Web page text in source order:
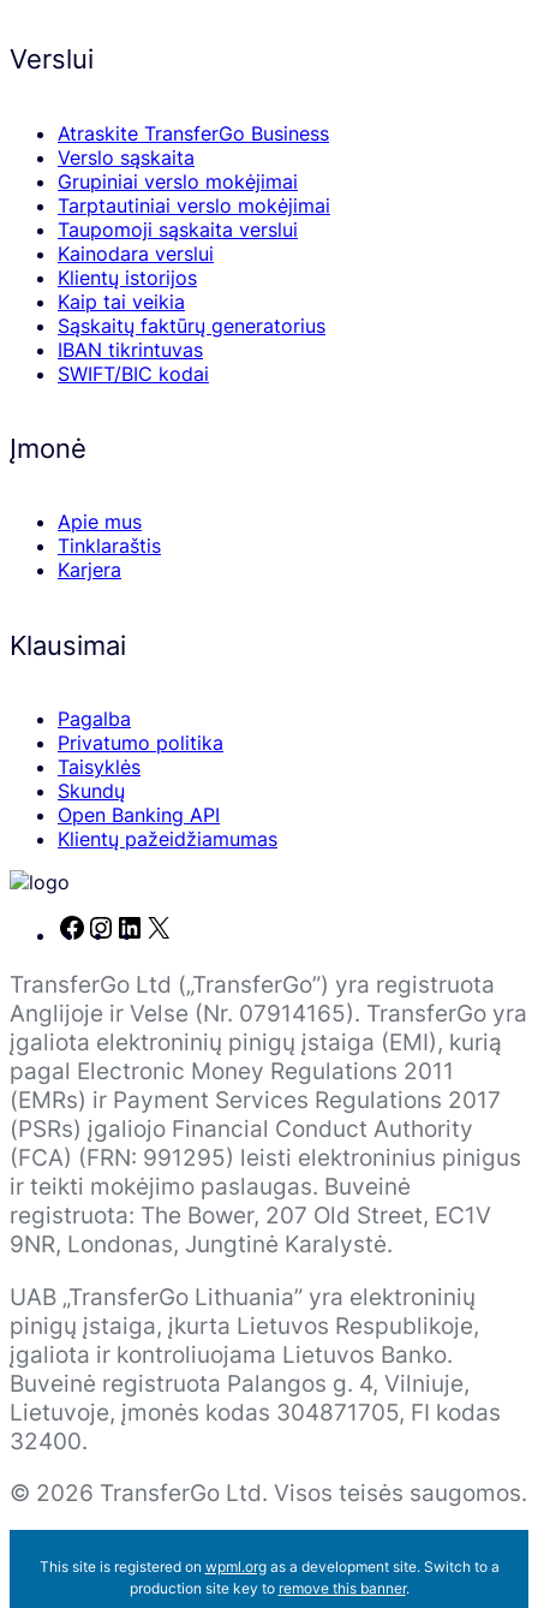
Verslui
Atraskite TransferGo Business
Verslo sąskaita
Grupiniai verslo mokėjimai
Tarptautiniai verslo mokėjimai
Taupomoji sąskaita verslui
Kainodara verslui
Klientų istorijos
Kaip tai veikia
Sąskaitų faktūrų generatorius
IBAN tikrintuvas
SWIFT/BIC kodai
Įmonė
Apie mus
Tinklaraštis
Karjera
Klausimai
Pagalba
Privatumo politika
Taisyklės
Skundų
Open Banking API
Klientų pažeidžiamumas
Facebook
Instagram
LinkedIn
TransferGo Ltd („TransferGo”) yra registruota
Anglijoje ir Velse (Nr. 07914165). TransferGo yra
įgaliota elektroninių pinigų įstaiga (EMI), kurią
pagal Electronic Money Regulations 2011
(EMRs) ir Payment Services Regulations 2017
(PSRs) įgaliojo Financial Conduct Authority
(FCA) (FRN: 991295) leisti elektroninius pinigus
ir teikti mokėjimo paslaugas. Buveinė
registruota: The Bower, 207 Old Street, EC1V
9NR, Londonas, Jungtinė Karalystė.
UAB „TransferGo Lithuania” yra elektroninių
pinigų įstaiga, įkurta Lietuvos Respublikoje,
įgaliota ir kontroliuojama Lietuvos Banko.
Buveinė registruota Palangos g. 4, Vilniuje,
Lietuvoje, įmonės kodas 304871705, FI kodas
32400.
© 2026 TransferGo Ltd. Visos teisės saugomos.
This site is registered on wpml.orgas a development site. Switch to a
production site key to remove this banner.